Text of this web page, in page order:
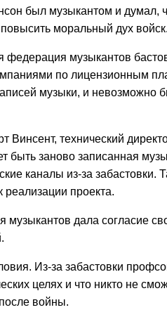
был музыкантом и думал,
моральный дух
федерация музыкантов
по лицензионным
музыки, и невозможно
Винсент, технический
быть заново записанная
каналы из-за забастовки.
реализации проекта.
музыкантов дала согласие
Из-за забастовки
целях и что никто не
войны.